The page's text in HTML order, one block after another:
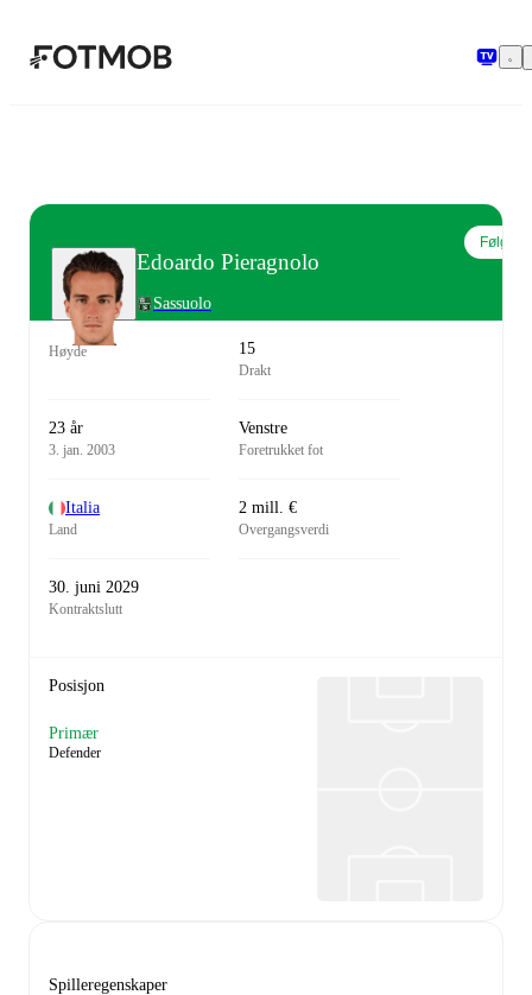
Edoardo Pieragnolo
Sassuolo
Følg
Høyde 15
Drakt
23 år
3. jan. 2003
Venstre
Foretrukket fot
Italia
Land
2 mill. €
Overgangsverdi
30. juni 2029
Kontraktslutt
Posisjon
Primær
Defender
Spilleregenskaper